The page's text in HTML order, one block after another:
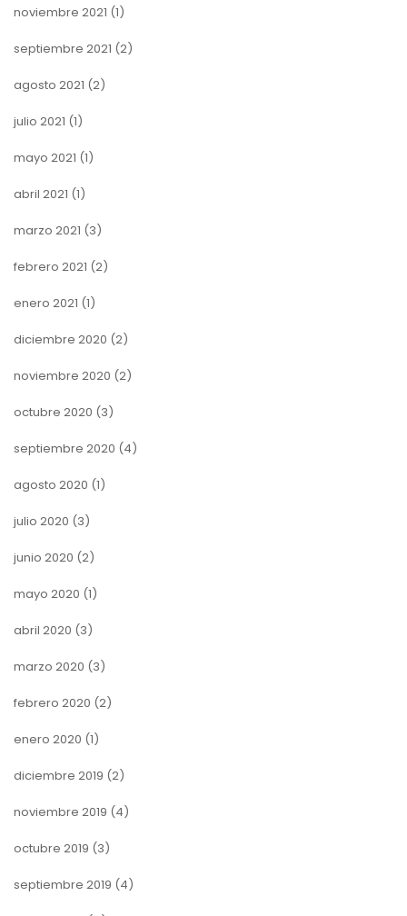
noviembre 2021 (1)
septiembre 2021 (2)
agosto 2021 (2)
julio 2021 (1)
mayo 2021 (1)
abril 2021 (1)
marzo 2021 (3)
febrero 2021 (2)
enero 2021 (1)
diciembre 2020 (2)
noviembre 2020 (2)
octubre 2020 (3)
septiembre 2020 (4)
agosto 2020 (1)
julio 2020 (3)
junio 2020 (2)
mayo 2020 (1)
abril 2020 (3)
marzo 2020 (3)
febrero 2020 (2)
enero 2020 (1)
diciembre 2019 (2)
noviembre 2019 (4)
octubre 2019 (3)
septiembre 2019 (4)